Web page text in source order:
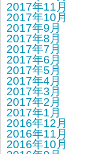
2017年11月
2017年10月
2017年9月
2017年8月
2017年7月
2017年6月
2017年5月
2017年4月
2017年3月
2017年2月
2017年1月
2016年12月
2016年11月
2016年10月